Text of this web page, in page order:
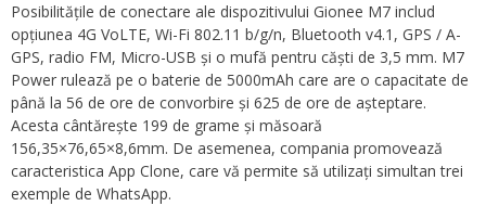
Posibilitățile de conectare ale dispozitivului Gionee M7 includ
opțiunea 4G VoLTE, Wi-Fi 802.11 b/g/n, Bluetooth v4.1, GPS / A-
GPS, radio FM, Micro-USB și o mufă pentru căști de 3,5 mm. M7
Power rulează pe o baterie de 5000mAh care are o capacitate de
până la 56 de ore de convorbire și 625 de ore de așteptare.
Acesta cântărește 199 de grame și măsoară
156,35×76,65×8,6mm. De asemenea, compania promovează
caracteristica App Clone, care vă permite să utilizați simultan trei
exemple de WhatsApp.